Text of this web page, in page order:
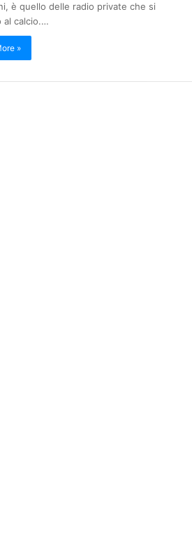
è quello delle radio private che si
al calcio.…
»